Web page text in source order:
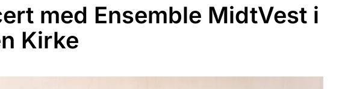
med Ensemble MidtVest i
Kirke